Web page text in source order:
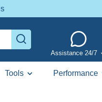
Assistance 24/7
Tools Performance